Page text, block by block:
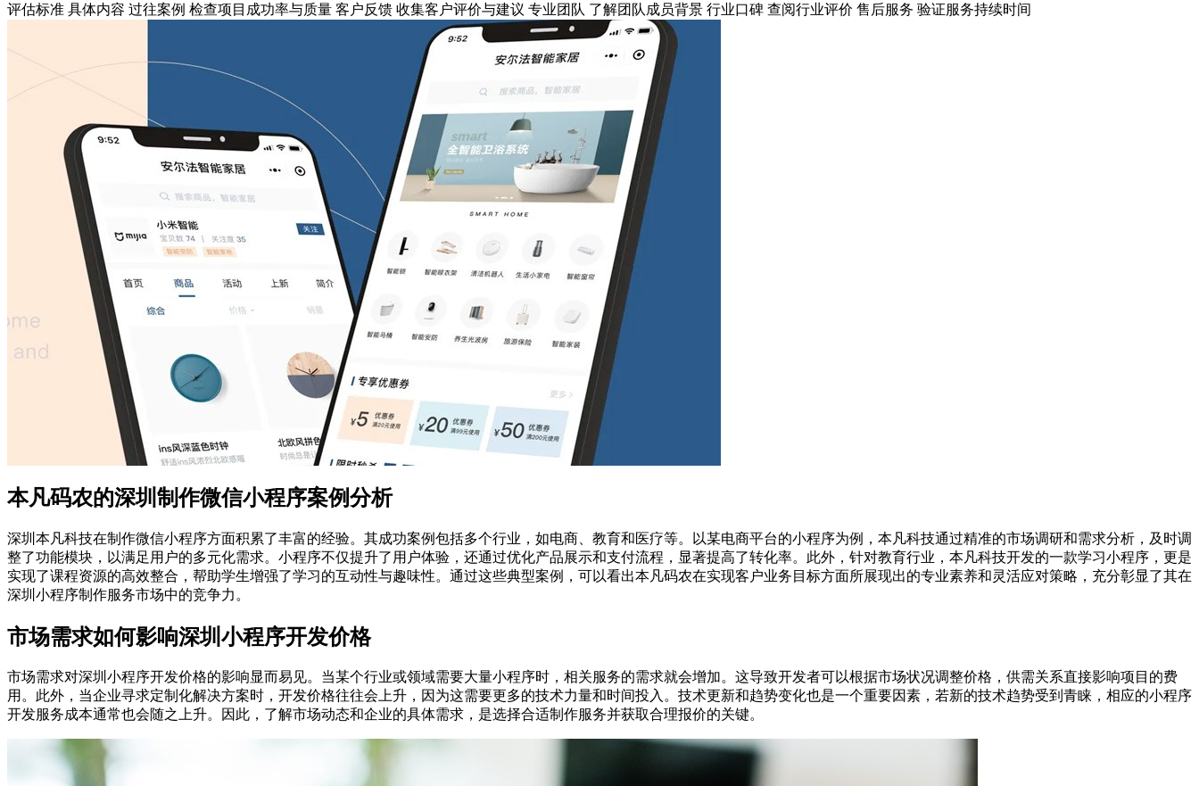
评估标准 具体内容 过往案例 检查项目成功率与质量 客户反馈 收集客户评价与建议 专业团队 了解团队成员背景 行业口碑 查阅行业评价 售后服务 验证服务持续时间
本凡码农的深圳制作微信小程序案例分析
深圳本凡科技在制作微信小程序方面积累了丰富的经验。其成功案例包括多个行业，如电商、教育和医疗等。以某电商平台的小程序为例，本凡科技通过精准的市场调研和需求分析，及时调
整了功能模块，以满足用户的多元化需求。小程序不仅提升了用户体验，还通过优化产品展示和支付流程，显著提高了转化率。此外，针对教育行业，本凡科技开发的一款学习小程序，更是
实现了课程资源的高效整合，帮助学生增强了学习的互动性与趣味性。通过这些典型案例，可以看出本凡码农在实现客户业务目标方面所展现出的专业素养和灵活应对策略，充分彰显了其在
深圳小程序制作服务市场中的竞争力。
市场需求如何影响深圳小程序开发价格
市场需求对深圳小程序开发价格的影响显而易见。当某个行业或领域需要大量小程序时，相关服务的需求就会增加。这导致开发者可以根据市场状况调整价格，供需关系直接影响项目的费
用。此外，当企业寻求定制化解决方案时，开发价格往往会上升，因为这需要更多的技术力量和时间投入。技术更新和趋势变化也是一个重要因素，若新的技术趋势受到青睐，相应的小程序
开发服务成本通常也会随之上升。因此，了解市场动态和企业的具体需求，是选择合适制作服务并获取合理报价的关键。